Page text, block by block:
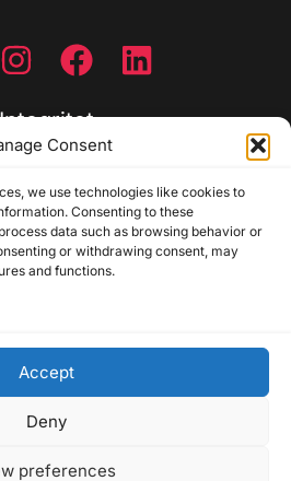
Consent
we use technologies like cookies to
Consenting to these
data such as browsing behavior or
or withdrawing consent, may
and functions.
Accept
Deny
preferences
Disclaimer
policy
info@affarsstaden.se | Tipsa